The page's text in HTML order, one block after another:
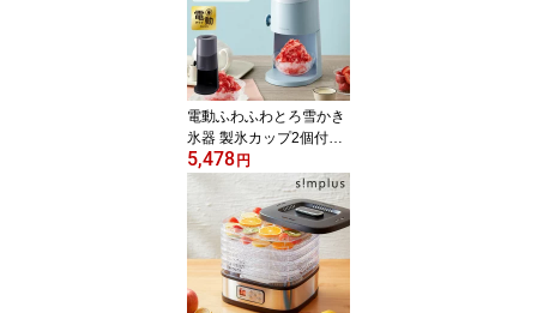
屋外 お風呂 窓 網戸 玄関
壁 庭 充電式 ZJ-MA42-W
H【ポイント10倍】【送
料無料】
電動ふわふわとろ雪かき
氷器 製氷カップ2個付き
レシピ付き 電動 とろ雪
かき氷器 かき氷機 氷か
き器 ブラック ブルー DT
S-B5 ドウシシャ DOSHI
SHA【送料無料】
5,478円